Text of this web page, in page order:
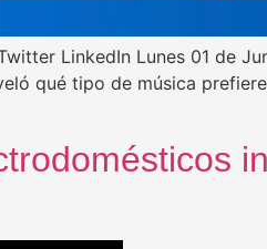
LinkedIn Lunes 01 de
qué tipo de música